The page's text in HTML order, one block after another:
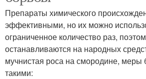
Препараты химического
эффективными, но их можно
ограниченное количество раз,
останавливаются на народных
мучнистая роса на смородине, меры
такими: